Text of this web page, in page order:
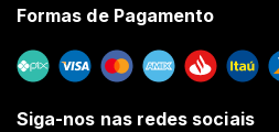
Formas de Pagamento
Siga-nos nas redes sociais